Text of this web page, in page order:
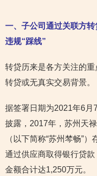
一、子公司通过关联方
违规“踩线”
转贷历来是各方关注的
转贷或无真实交易背景。
据签署日期为2021年6月
披露，2017年，苏州天
（以下简称“苏州棽畅”
通过供应商取得银行贷款
金额合计达1,250万元。